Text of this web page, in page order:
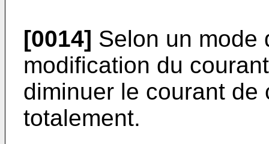
[0014] Selon un mode
modification du
diminuer le courant de
totalement.